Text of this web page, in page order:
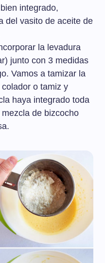
integrado,
del vasito de aceite de
la levadura
junto con 3 medidas
Vamos a tamizar la
o tamiz y
haya integrado toda
de bizcocho